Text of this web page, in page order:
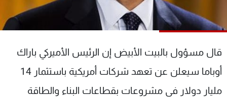
قال مسؤول بالبيت الأبيض إن الرئيس الأميركي باراك
أوباما سيعلن عن تعهد شركات أمريكية باستثمار 14
مليار دولار في مشروعات بقطاعات البناء والطاقة
شاهد البرامج
الترددات
عن MTV
لاعلاناتكم
وظائف
شروط الإسـتخدام